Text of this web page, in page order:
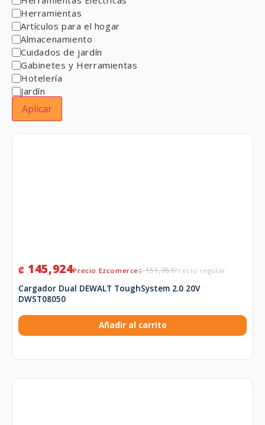
Herramientas
Artículos para el hogar
Almacenamiento
Cuidados de jardín
Gabinetes y Herramientas
Hotelería
Jardín
Aplicar
₡151,761
₡ 145,924
Cargador Dual DEWALT ToughSystem 2.0 20V
DWST08050
Añadir al carrito